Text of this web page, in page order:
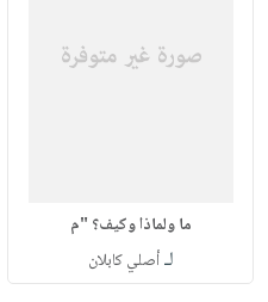
ما ولماذا وكيف؟ "م
لـأصلي كابلان